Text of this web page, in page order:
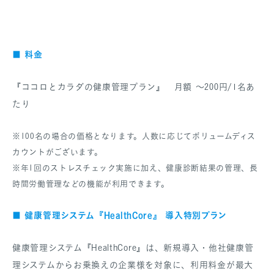
■ 料金
『ココロとカラダの健康管理プラン』 月額 ～200円/1名あ
たり
※100名の場合の価格となります。人数に応じてボリュームディス
カウントがございます。
※年1回のストレスチェック実施に加え、健康診断結果の管理、長
時間労働管理などの機能が利用できます。
■健康管理システム『HealthCore』 導入特別プラン
健康管理システム『HealthCore』は、新規導入・他社健康管
理システムからお乗換えの企業様を対象に、利用料金が最大